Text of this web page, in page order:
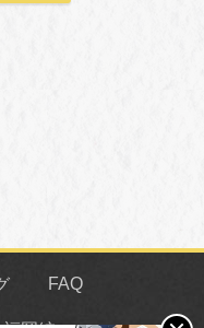
FAQ